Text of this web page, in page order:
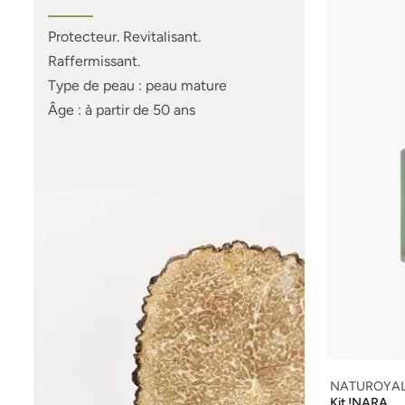
Protecteur. Revitalisant.
Raffermissant.
Type de peau : peau mature
Âge : à partir de 50 ans